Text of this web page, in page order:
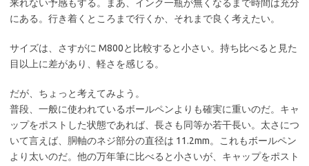
来れない予感もする。まあ、インク一瓶が無くなるまで時間は充分
にある。行き着くところまで行くか、それまで良く考えたい。
サイズは、さすがに M800と比較すると小さい。持ち比べると見た
目以上に差があり、軽さを感じる。
だが、ちょっと考えてみよう。
普段、一般に使われているボールペンよりも確実に重いのだ。キャ
ップをポストした状態であれば、長さも同等か若干長い。太さにつ
いて言えば、胴軸のネジ部分の直径は 11.2mm。これもボールペン
より太いのだ。他の万年筆に比べると小さいが、キャップをポスト